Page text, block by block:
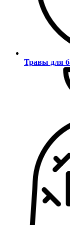
Травы для